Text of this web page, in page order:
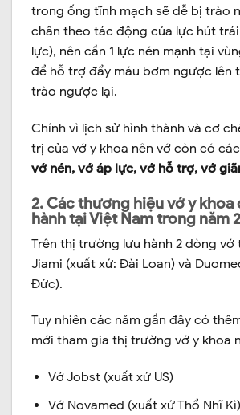
trong ống tĩnh mạch sẽ dễ bị trào
chân theo tác động của lực hút
lực), nên cần 1 lực nén mạnh tại
để hỗ trợ đẩy máu bơm ngược lên
trào ngược lại.
Chính vì lịch sử hình thành và cơ
trị của vớ y khoa nên vớ còn có
vớ nén, vớ áp lực, vớ hỗ trợ, vớ
2. Các thương hiệu vớ y khoa
hành tại Việt Nam trong năm
Trên thị trường lưu hành 2 dòng vớ
Jiami (xuất xứ: Đài Loan) và
Đức).
Tuy nhiên các năm gần đây có
mới tham gia thị trường vớ y khoa
Vớ Jobst (xuất xứ US)
Vớ Novamed (xuất xứ Thổ Nhĩ Kì)